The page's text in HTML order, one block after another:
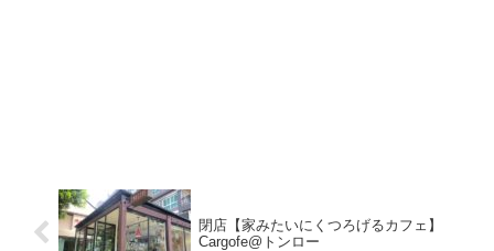
閉店【家みたいにくつろげるカフェ】
Cargofe@トンロー